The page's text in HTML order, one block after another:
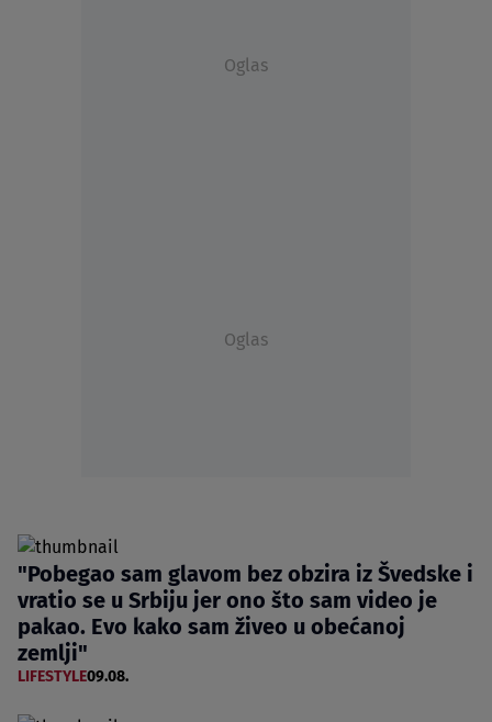
Oglas
Oglas
"Pobegao sam glavom bez obzira iz Švedske i
vratio se u Srbiju jer ono što sam video je
pakao. Evo kako sam živeo u obećanoj
zemlji"
LIFESTYLE09.08.